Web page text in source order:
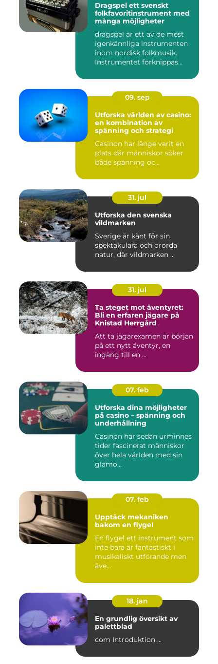
Dragspel ett svenskt
folkfavoritinstrument med
många möjligheter
dragspel är ett av de mest
igenkännliga instrumenten
inom nordisk folkmusik.
Instrumentet förknippas...
09. sep
Utforska världen av casino:
en kombination av
spänning och strategi
Casinon har länge varit en
plats där människor söker
både spänning oc...
31. jul
Utforska den svenska
vildmarken
Sverige är känt för sin
spektakulära och orörda
natur, där vildmarken ...
31. jul
Ta steget mot äventyret:
Bli en erfaren jägare på
Knistad Herrgård
Att ta jägarexamen är början
på ett nytt äventyr, en
ingång till en ...
07. feb
Utforska dina möjligheter
på casino – spänning och
underhållning
Casinon har sedan urminnes
tider fascinerat människor
över hela världen med sin
glamo...
07. feb
Upptäck mekaniken
bakom en flygel
En flygel ett instrument som
inte bara är fantastiskt i
musikaliskt utförande men
äve...
18. jan
En grundlig översikt av
palettblad
com Introduktion ...